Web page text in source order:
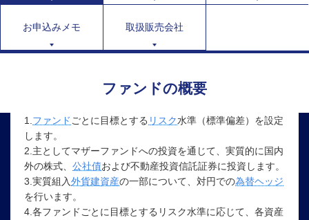
お申込みメモ 取扱販売会社
ファンドの概要
1. ファンド ごとに目標とする リスク水準（標準偏差）を設定
します。
2.主としてマザーファンドへの投資を通じて、実質的に国内
外の株式、 公社債および不動産投資信託証券に投資します。
3.実質組入外貨建資産の一部について、対円での為替ヘッジ
を行います。
4.各ファンドごとに目標とするリスク水準に応じて、各資産